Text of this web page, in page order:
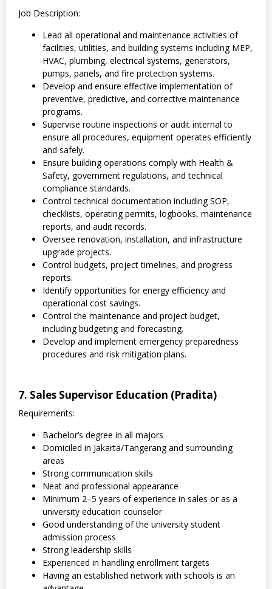
Job Description:
Lead all operational and maintenance activities of
facilities, utilities, and building systems including MEP,
HVAC, plumbing, electrical systems, generators,
pumps, panels, and fire protection systems.
Develop and ensure effective implementation of
preventive, predictive, and corrective maintenance
programs.
Supervise routine inspections or audit internal to
ensure all procedures, equipment operates efficiently
and safely.
Ensure building operations comply with Health &
Safety, government regulations, and technical
compliance standards.
Control technical documentation including SOP,
checklists, operating permits, logbooks, maintenance
reports, and audit records.
Oversee renovation, installation, and infrastructure
upgrade projects.
Control budgets, project timelines, and progress
reports.
Identify opportunities for energy efficiency and
operational cost savings.
Control the maintenance and project budget,
including budgeting and forecasting.
Develop and implement emergency preparedness
procedures and risk mitigation plans.
7. Sales Supervisor Education (Pradita)
Requirements:
Bachelor’s degree in all majors
Domiciled in Jakarta/Tangerang and surrounding
areas
Strong communication skills
Neat and professional appearance
Minimum 2–5 years of experience in sales or as a
university education counselor
Good understanding of the university student
admission process
Strong leadership skills
Experienced in handling enrollment targets
Having an established network with schools is an